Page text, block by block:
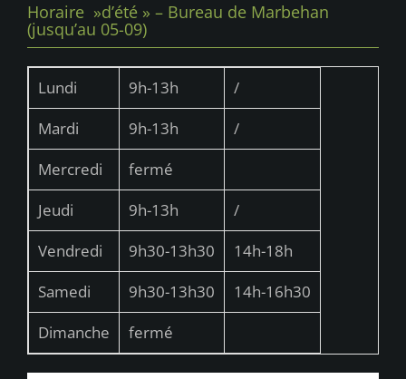
Horaire »d’été » – Bureau de Marbehan
(jusqu’au 05-09)
Lundi 9h-13h
/
Mardi
9h-13h
/
Mercredi
fermé
Jeudi
9h-13h
/
Vendredi
9h30-13h30
14h-18h
Samedi
9h30-13h30
14h-16h30
Dimanche
fermé